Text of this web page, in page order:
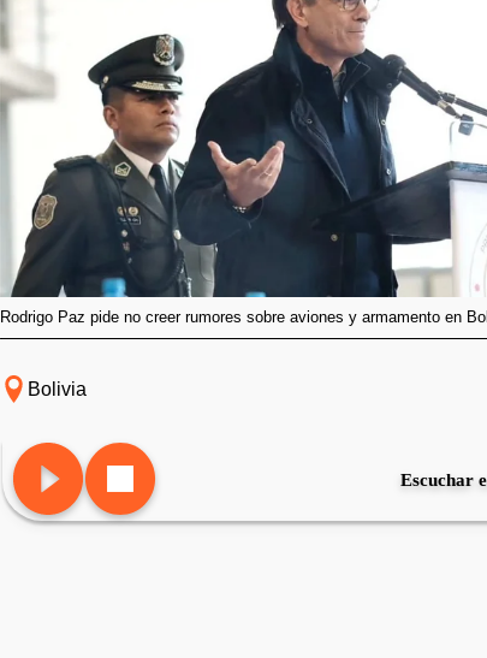
Rodrigo Paz pide no creer rumores sobre aviones y armamento en
Bolivia
Escuchar